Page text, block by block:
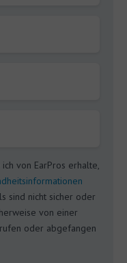
von EarPros erhalte,
sind nicht sicher oder
von einer
oder abgefangen